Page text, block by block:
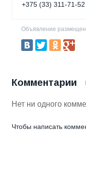
+375 (33) 311-71-52
Объявление
Комментарии
Нет ни одного
Чтобы написать